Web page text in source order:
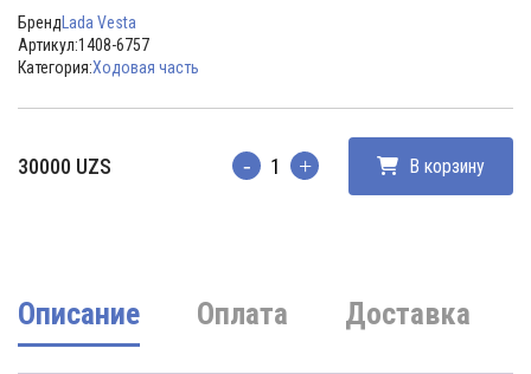
Бренд Lada Vesta
Артикул:1408-6757
Категория:Ходовая часть
30000 UZS Количество В корзину
Описание Оплата Доставка